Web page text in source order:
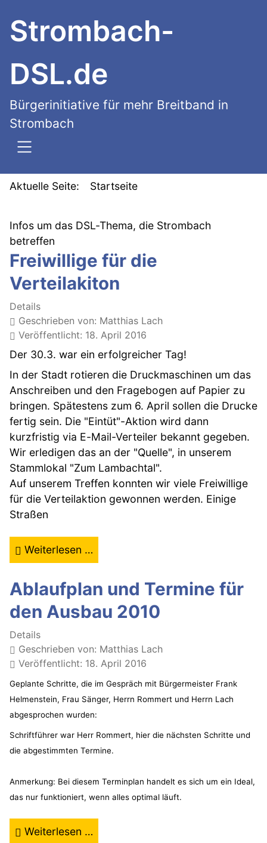
SKIP TO MAIN CONTENT
Strombach-
DSL.de
Bürgerinitiative für mehr Breitband in
Strombach
Aktuelle Seite: Startseite
Infos um das DSL-Thema, die Strombach
betreffen
Freiwillige für die
Verteilakiton
Details
Geschrieben von: Matthias Lach
Veröffentlicht: 18. April 2016
Der 30.3. war ein erfolgreicher Tag!
In der Stadt rotieren die Druckmaschinen um das
Anschreiben und den Fragebogen auf Papier zu
bringen. Spätestens zum 6. April sollen die Drucke
fertig sein. Die "Eintüt"-Aktion wird dann
kurzfristig via E-Mail-Verteiler bekannt gegeben.
Wir erledigen das an der "Quelle", in unserem
Stammlokal "Zum Lambachtal".
Auf unserem Treffen konnten wir viele Freiwillige
für die Verteilaktion gewonnen werden. Einige
Straßen
Weiterlesen …
Ablaufplan und Termine für
den Ausbau 2010
Details
Geschrieben von: Matthias Lach
Veröffentlicht: 18. April 2016
Geplante Schritte, die im Gespräch mit Bürgermeister Frank
Helmenstein, Frau Sänger, Herrn Rommert und Herrn Lach
abgesprochen wurden:
Schriftführer war Herr Rommert, hier die nächsten Schritte und
die abgestimmten Termine.
Anmerkung: Bei diesem Terminplan handelt es sich um ein Ideal,
das nur funktioniert, wenn alles optimal läuft.
Weiterlesen …